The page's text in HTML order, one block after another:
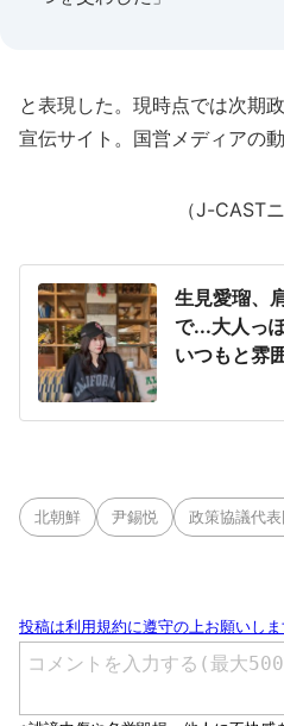
と表現した。現時点では次期
宣伝サイト。国営メディアの
（J-CAST
生見愛瑠、
で...大人っ
いつもと雰
北朝鮮 尹錫悦 政策協議代表